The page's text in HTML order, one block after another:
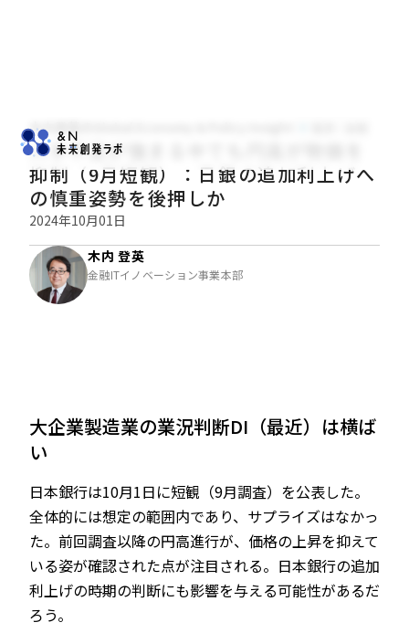
JP EN
木内登英のGlobal Economy & Policy Insight
人手不足が強まる中でも円高が物価を
抑制（9月短観）：日銀の追加利上げへ
の慎重姿勢を後押しか
2024年10月01日
木内 登英
金融ITイノベーション事業本部
大企業製造業の業況判断DI（最近）は横ば
い
日本銀行は10月1日に短観（9月調査）を公表した。
全体的には想定の範囲内であり、サプライズはなかっ
た。前回調査以降の円高進行が、価格の上昇を抑えて
いる姿が確認された点が注目される。日本銀行の追加
利上げの時期の判断にも影響を与える可能性があるだ
ろう。